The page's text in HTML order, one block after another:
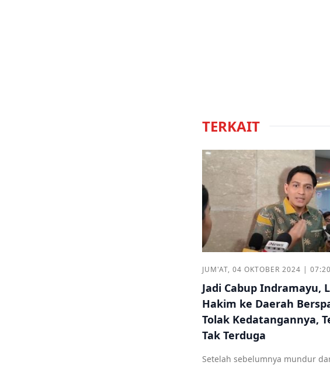
TERKAIT
JUM'AT, 04 OKTOBER 2024 |
Jadi Cabup Indramayu,
Hakim ke Daerah
Tolak Kedatangannya,
Tak Terduga
Setelah sebelumnya mundur